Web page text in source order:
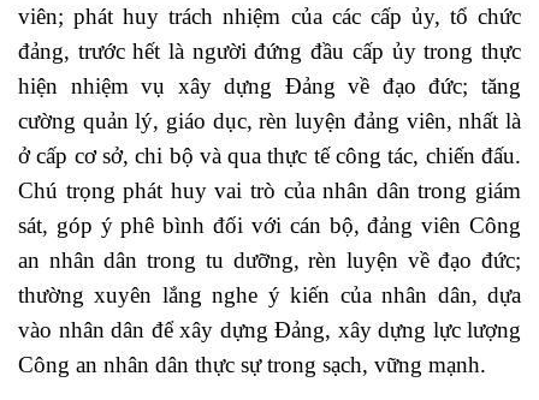
viên; phát huy trách nhiệm của các cấp ủy, tổ chức
đảng, trước hết là người đứng đầu cấp ủy trong thực
hiện nhiệm vụ xây dựng Đảng về đạo đức; tăng
cường quản lý, giáo dục, rèn luyện đảng viên, nhất là
ở cấp cơ sở, chi bộ và qua thực tế công tác, chiến đấu.
Chú trọng phát huy vai trò của nhân dân trong giám
sát, góp ý phê bình đối với cán bộ, đảng viên Công
an nhân dân trong tu dưỡng, rèn luyện về đạo đức;
thường xuyên lắng nghe ý kiến của nhân dân, dựa
vào nhân dân để xây dựng Đảng, xây dựng lực lượng
Công an nhân dân thực sự trong sạch, vững mạnh.